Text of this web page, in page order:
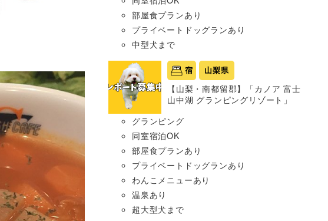
部屋食プランあり
プライベートドッグランあり
中型犬まで
宿 山梨県
【山梨・南都留郡】「カノア 富士
山中湖 グランピングリゾート」
グランピング
同室宿泊OK
部屋食プランあり
プライベートドッグランあり
わんこメニューあり
温泉あり
超大型犬まで